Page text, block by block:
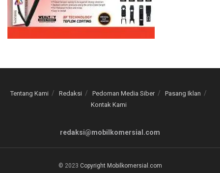
Tentang Kami Redaksi Pedoman Media Siber
Pasang Iklan
Kontak Kami
redaksi@mobilkomersial.com
© 2023 Copyright Mobilkomersial.com